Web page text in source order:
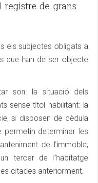
registre de grans
els subjectes obligats a
que han de ser objecte
son: la situació dels
sense títol habilitant: la
si disposen de cèdula
permetin determinar les
de l’immoble;
tercer de l’habitatge
citades anteriorment.